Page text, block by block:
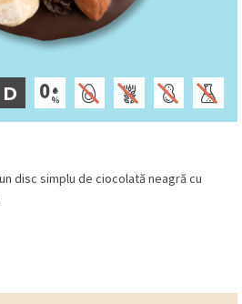
D
disc simplu de ciocolată neagră cu